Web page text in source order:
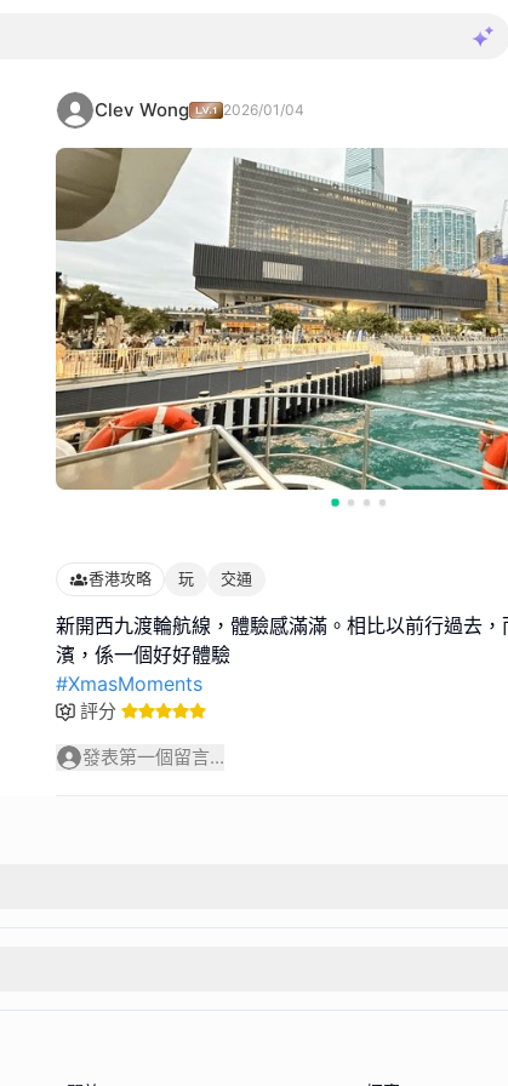
Clev Wong 2026/01/04
香港攻略 玩 交通
新開西九渡輪航線，體驗感滿滿。相比以前行過去
#XmasMoments
評分
發表第一個留言...